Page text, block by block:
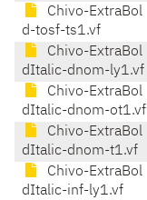
Chivo-ExtraBol
d-tosf-ts1.vf
Chivo-ExtraBol
dItalic-dnom-ly1.vf
Chivo-ExtraBol
dItalic-dnom-ot1.vf
Chivo-ExtraBol
dItalic-dnom-t1.vf
Chivo-ExtraBol
dItalic-inf-ly1.vf